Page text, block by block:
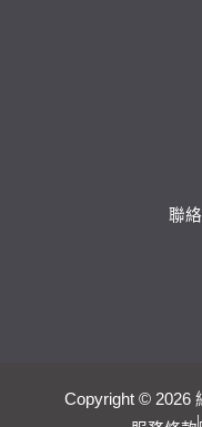
聯
Copyright © 2026